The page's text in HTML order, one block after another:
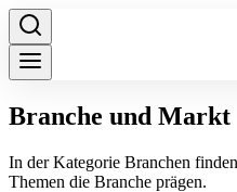
Branche und Markt
In der Kategorie Branchen
Themen die Branche prägen.